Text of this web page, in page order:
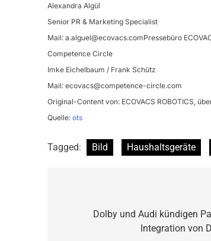
Alexandra Algül
Senior PR & Marketing Specialist
Mail: a.alguel@ecovacs.comPressebüro
Competence Circle
Imke Eichelbaum / Frank Schütz
Mail: ecovacs@competence-circle.com
Original-Content von: ECOVACS ROBOTICS,
Quelle: ots
Tagged: Bild Haushaltsgeräte
Dolby und Audi kündigen
Integration von